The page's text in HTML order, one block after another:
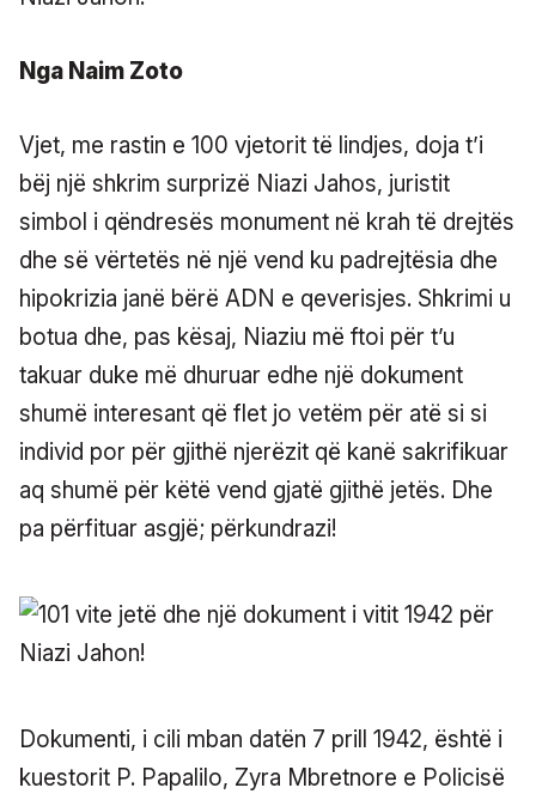
Nga Naim Zoto
Vjet, me rastin e 100 vjetorit të lindjes, doja t’i
bëj një shkrim surprizë Niazi Jahos, juristit
simbol i qëndresës monument në krah të drejtës
dhe së vërtetës në një vend ku padrejtësia dhe
hipokrizia janë bërë ADN e qeverisjes. Shkrimi u
botua dhe, pas kësaj, Niaziu më ftoi për t’u
takuar duke më dhuruar edhe një dokument
shumë interesant që flet jo vetëm për atë si si
individ por për gjithë njerëzit që kanë sakrifikuar
aq shumë për këtë vend gjatë gjithë jetës. Dhe
pa përfituar asgjë; përkundrazi!
Dokumenti, i cili mban datën 7 prill 1942, është i
kuestorit P. Papalilo, Zyra Mbretnore e Policisë